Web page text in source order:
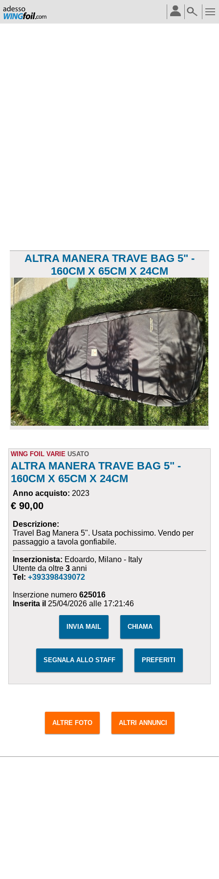
ALTRA MANERA TRAVE BAG 5" -
160CM X 65CM X 24CM
WING FOIL VARIE USATO
ALTRA MANERA TRAVE BAG 5" -
160CM X 65CM X 24CM
Anno acquisto: 2023
€ 90,00
Descrizione:
Travel Bag Manera 5". Usata pochissimo. Vendo per
passaggio a tavola gonfiabile.
Inserzionista: Edoardo, Milano - Italy
Utente da oltre3 anni
Tel:+393398439072
Inserzione numero625016
Inserita il 25/04/2026 alle 17:21:46
INVIA MAIL CHIAMA
SEGNALA ALLO STAFF PREFERITI
ALTRE FOTO ALTRI ANNUNCI